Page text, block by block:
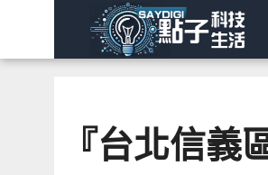
『台北信